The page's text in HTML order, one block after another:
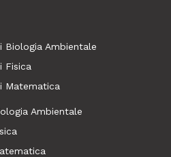
Biologia Ambientale
Fisica
Matematica
Ambientale